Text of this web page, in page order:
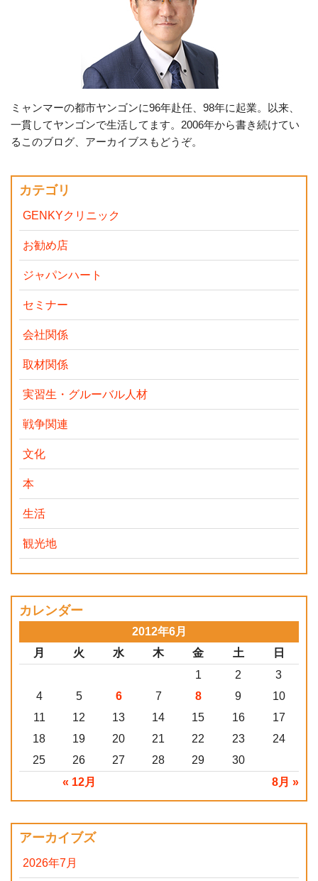
ミャンマーの都市ヤンゴンに96年赴任、98年に起業。以来、
一貫してヤンゴンで生活してます。2006年から書き続けてい
るこのブログ、アーカイブスもどうぞ。
カテゴリ
GENKYクリニック
お勧め店
ジャパンハート
セミナー
会社関係
取材関係
実習生・グルーバル人材
戦争関連
文化
本
生活
観光地
カレンダー
2012年6月
月
火 水 木 金 土 日
« 12月 8月 »
1 2
3
4
5 6 7 8 9
10
11
12 13 14 15 16
17
18
19 20 21 22 23
24
25
26 27 28 29 30
アーカイブズ
2026年7月